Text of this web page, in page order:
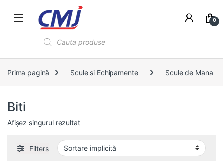
0
Prima pagină Scule si Echipamente Scule de Mana
Biti
Afișez singurul rezultat
Filters